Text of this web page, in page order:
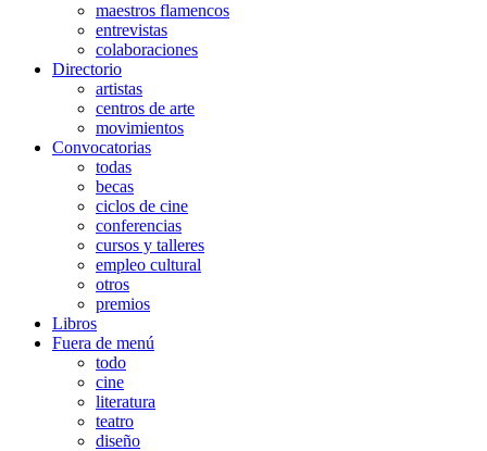
maestros flamencos
entrevistas
colaboraciones
Directorio
artistas
centros de arte
movimientos
Convocatorias
todas
becas
ciclos de cine
conferencias
cursos y talleres
empleo cultural
otros
premios
Libros
Fuera de menú
todo
cine
literatura
teatro
diseño